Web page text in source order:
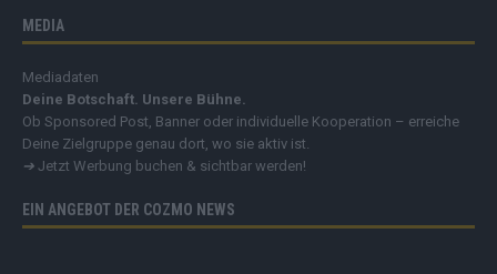
MEDIA
Mediadaten
Deine Botschaft. Unsere Bühne.
Ob Sponsored Post, Banner oder individuelle Kooperation – erreiche
Deine Zielgruppe genau dort, wo sie aktiv ist.
➔ Jetzt Werbung buchen & sichtbar werden!
EIN ANGEBOT DER COZMO NEWS